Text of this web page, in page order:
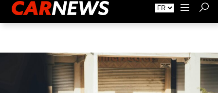
Faire de la Publicité À propos de Carnews.fr Contact